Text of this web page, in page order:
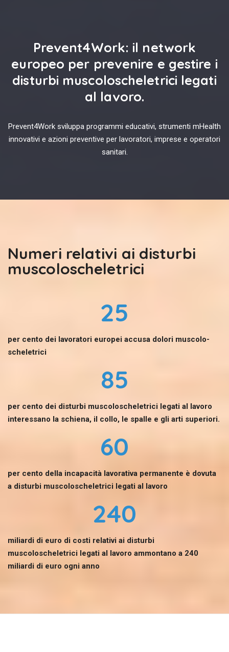
Prevent4Work: il network
europeo per prevenire e gestire i
disturbi muscoloscheletrici legati
al lavoro.
Prevent4Work sviluppa programmi educativi, strumenti mHealth
innovativi e azioni preventive per lavoratori, imprese e operatori
sanitari.
Numeri relativi ai disturbi
muscoloscheletrici
25
per cento dei lavoratori europei accusa dolori muscolo-
scheletrici
85
per cento dei disturbi muscoloscheletrici legati al lavoro
interessano la schiena, il collo, le spalle e gli arti superiori.
60
per cento della incapacità lavorativa permanente è dovuta
a disturbi muscoloscheletrici legati al lavoro
240
miliardi di euro di costi relativi ai disturbi
muscoloscheletrici legati al lavoro ammontano a 240
miliardi di euro ogni anno